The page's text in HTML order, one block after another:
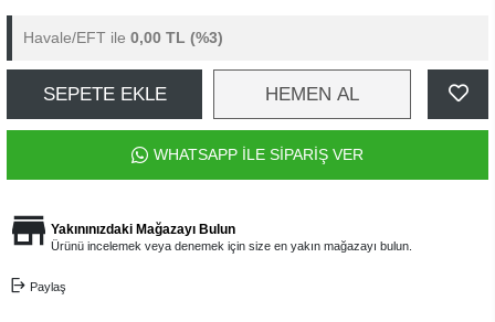
Havale/EFT ile 0,00 TL (%3)
SEPETE EKLE HEMEN AL
WHATSAPP İLE SİPARİŞ VER
Yakınınızdaki Mağazayı Bulun
Ürünü incelemek veya denemek için size en yakın mağazayı bulun.
Paylaş